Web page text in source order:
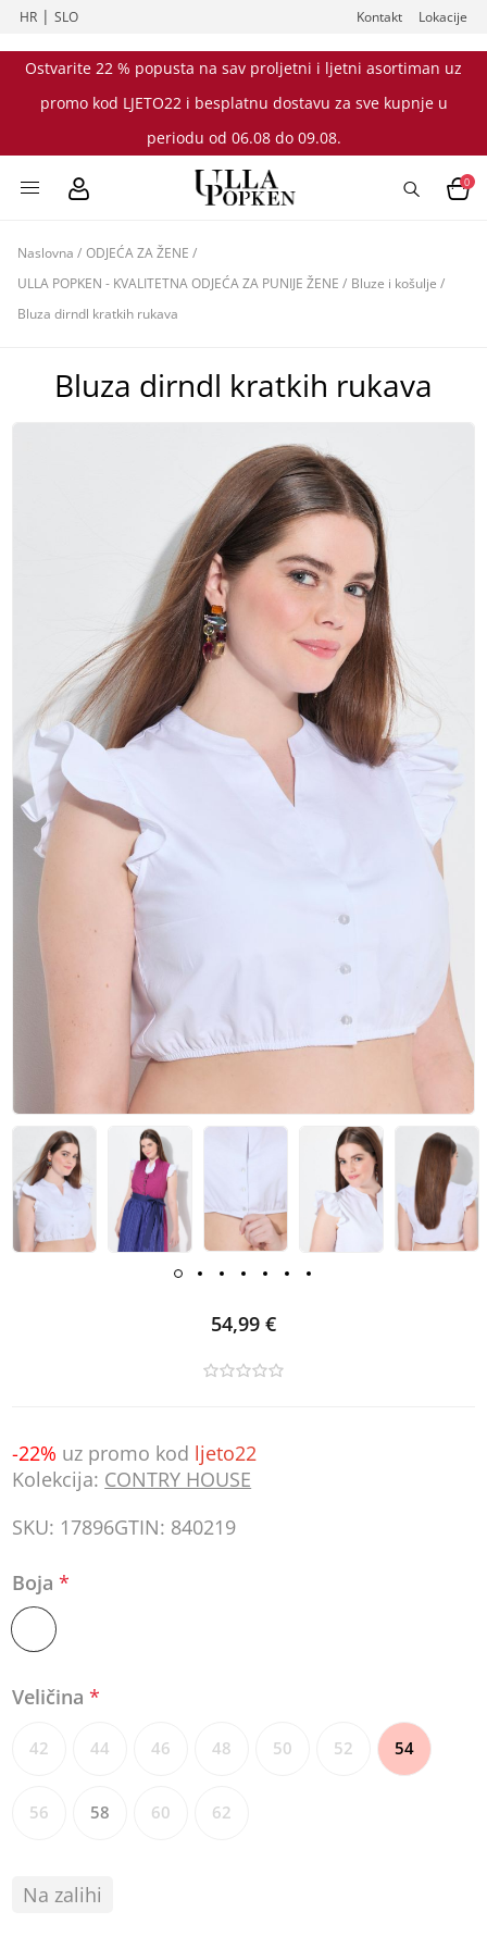
HR |SLO Kontakt Lokacije
Ostvarite 22 % popusta na sav proljetni i ljetni asortiman uz
promo kod LJETO22 i besplatnu dostavu za sve kupnje u
periodu od 06.08 do 09.08.
0
Naslovna / ODJEĆA ZA ŽENE /
ULLA POPKEN - KVALITETNA ODJEĆA ZA PUNIJE ŽENE / Bluze i košulje /
Bluza dirndl kratkih rukava
Bluza dirndl kratkih rukava
54,99 €
-22% uz promo kod ljeto22
Kolekcija: CONTRY HOUSE
SKU: 17896GTIN: 840219
Boja*
Veličina*
42 44 46 48 50 52 54
56 58 60 62
Na zalihi